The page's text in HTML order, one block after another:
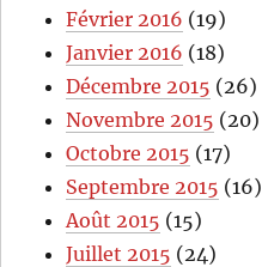
Février 2016 (19)
Janvier 2016 (18)
Décembre 2015 (26)
Novembre 2015 (20)
Octobre 2015 (17)
Septembre 2015 (16)
Août 2015 (15)
Juillet 2015 (24)